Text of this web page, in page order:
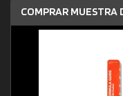
COMPRAR MUESTRA